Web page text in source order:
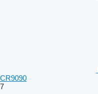
CR9090
7